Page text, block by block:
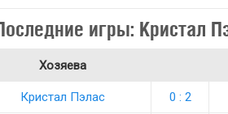
игры: Кристал
Хозяева
Кристал Пэлас 0 : 2